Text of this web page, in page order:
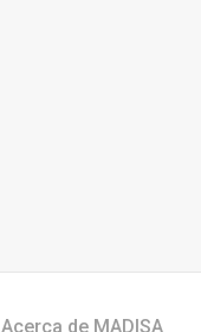
Acerca de MADISA